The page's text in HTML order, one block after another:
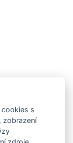
s
zobrazení